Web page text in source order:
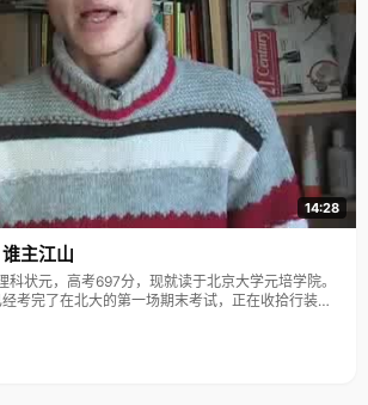
14:28
主江山
状元，高考697分，现就读于北京大学元培学院。
考完了在北大的第一场期末考试，正在收拾行装准
让这个来自重庆的男孩有点不太适应，更多的是对
事情，曹飞腼腆的笑容里带着无限的幸福，讲起小
舌头。 曹飞说，小时候的村子里，有一个女老师开